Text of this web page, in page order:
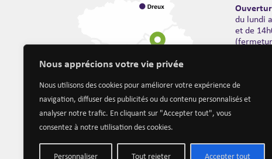
Nous apprécions votre vie privée
Nous utilisons des cookies pour améliorer votre expérience de
navigation, diffuser des publicités ou du contenu personnalisés et
analyser notre trafic. En cliquant sur "Accepter tout", vous
consentez à notre utilisation des cookies.
Personnaliser Tout rejeter Accepter tout
du lundi
et de